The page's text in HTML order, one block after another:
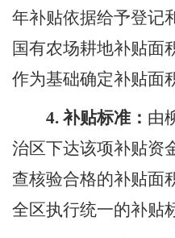
年补贴依据给予登记
国有农场耕地补贴面
作为基础确定补贴面
4. 补贴标准： 由
治区下达该项补贴资
查核验合格的补贴面
全区执行统一的补贴